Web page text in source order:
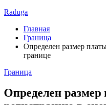
Raduga
Главная
Граница
Определен размер
границе
Граница
Определен размер